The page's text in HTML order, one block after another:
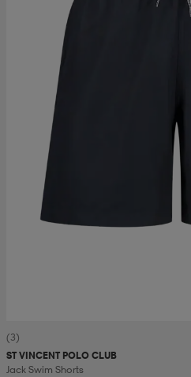
(3)
ST VINCENT POLO CLUB
Jack Swim Shorts